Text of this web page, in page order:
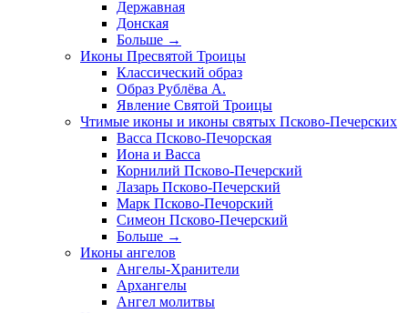
Державная
Донская
Больше →
Иконы Пресвятой Троицы
Классический образ
Образ Рублёва А.
Явление Святой Троицы
Чтимые иконы и иконы святых Псково-Печерских
Васса Псково-Печорская
Иона и Васса
Корнилий Псково-Печерский
Лазарь Псково-Печерский
Марк Псково-Печорский
Симеон Псково-Печерский
Больше →
Иконы ангелов
Ангелы-Хранители
Архангелы
Ангел молитвы